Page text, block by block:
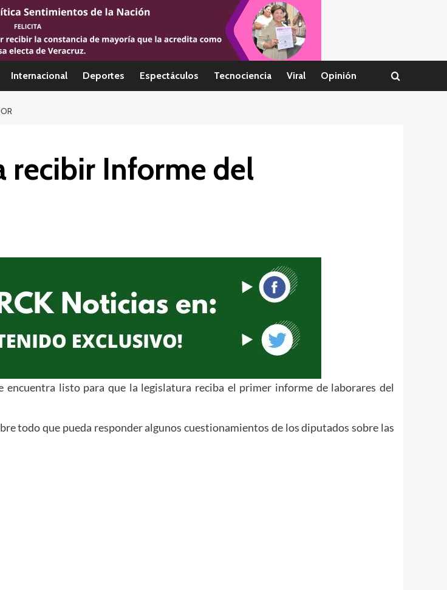
Internacional Deportes Espectáculos Tecnociencia Viral Opinión
recibir Informe del
listo para que la legislatura reciba el primer informe de laborares del
todo que pueda responder algunos cuestionamientos de los diputados sobre las